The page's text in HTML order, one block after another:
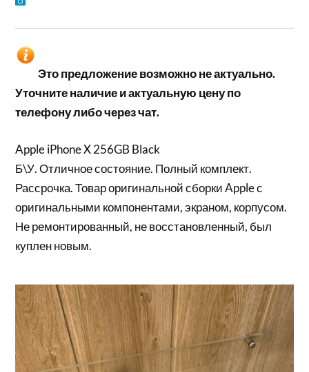
Это предложение возможно не актуально.
Уточните наличие и актуальную цену по
телефону либо через чат.
Apple iPhone X 256GB Black
Б\У. Отличное состояние. Полный комплект.
Рассрочка. Товар оригинальной сборки Apple с
оригинальными компонентами, экраном, корпусом.
Не ремонтированный, не восстановленный, был
куплен новым.